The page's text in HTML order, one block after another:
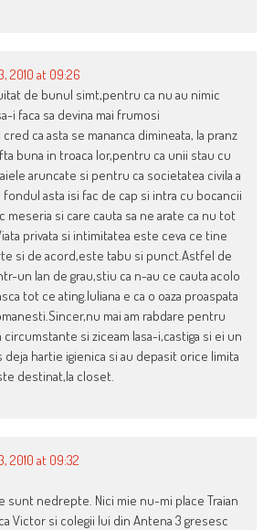
2010 at 09:26
de bunul simt,pentru ca nu au nimic
i faca sa devina mai frumosi
ca asta se mananca dimineata, la pranz
buna in troaca lor,pentru ca unii stau cu
aruncate si pentru ca societatea civila a
asta isi fac de cap si intra cu bocancii
meseria si care cauta sa ne arate ca nu tot
privata si intimitatea este ceva ce tine
si de acord,este tabu si punct.Astfel de
un lan de grau,stiu ca n-au ce cauta acolo
tot ce ating.Iuliana e ca o oaza proaspata
mai am rabdare pentru
si ziceam lasa-i,castiga si ei un
hartie igienica si au depasit orice limita
destinat,la closet.
2010 at 09:32
sunt nedrepte. Nici mie nu-mi place Traian
Victor si colegii lui din Antena 3 gresesc